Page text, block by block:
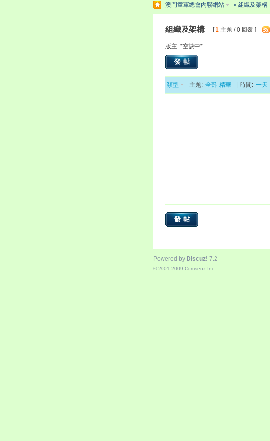
澳門童軍總會內聯網站 » 組織及架構
組織及架構 [1 主題 / 0 回覆 ]
版主: *空缺中*
發帖
類型 主題: 全部 精華 時間: 一天
發帖
Powered by Discuz! 7.2
© 2001-2009 Comsenz Inc.